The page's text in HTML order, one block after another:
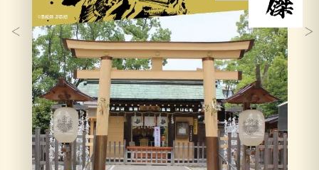
なごや英傑 グルメ・土産 一覧
なごや英傑 体験・イベント
豊臣秀長と名古屋の関係
秀長関連 史跡 一覧